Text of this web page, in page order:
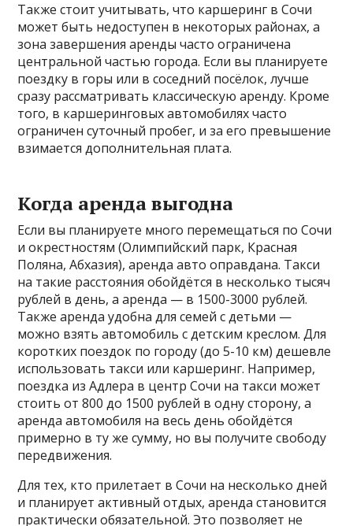
Также стоит учитывать, что каршеринг в Сочи
может быть недоступен в некоторых районах, а
зона завершения аренды часто ограничена
центральной частью города. Если вы планируете
поездку в горы или в соседний посёлок, лучше
сразу рассматривать классическую аренду. Кроме
того, в каршеринговых автомобилях часто
ограничен суточный пробег, и за его превышение
взимается дополнительная плата.
Когда аренда выгодна
Если вы планируете много перемещаться по Сочи
и окрестностям (Олимпийский парк, Красная
Поляна, Абхазия), аренда авто оправдана. Такси
на такие расстояния обойдётся в несколько тысяч
рублей в день, а аренда — в 1500-3000 рублей.
Также аренда удобна для семей с детьми —
можно взять автомобиль с детским креслом. Для
коротких поездок по городу (до 5-10 км) дешевле
использовать такси или каршеринг. Например,
поездка из Адлера в центр Сочи на такси может
стоить от 800 до 1500 рублей в одну сторону, а
аренда автомобиля на весь день обойдётся
примерно в ту же сумму, но вы получите свободу
передвижения.
Для тех, кто прилетает в Сочи на несколько дней
и планирует активный отдых, аренда становится
практически обязательной. Это позволяет не